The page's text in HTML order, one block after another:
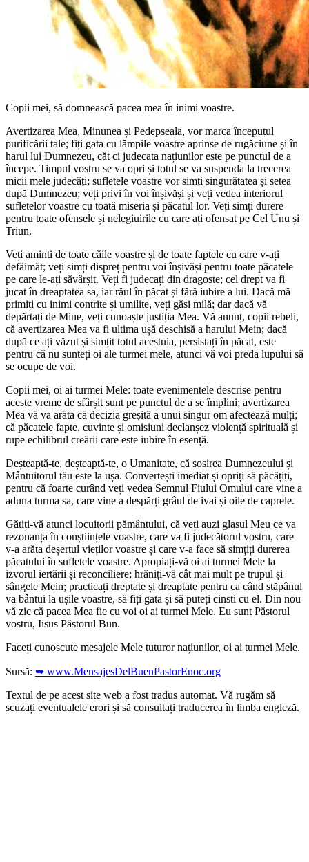
Copii mei, să domnească pacea mea în inimi voastre.
Avertizarea Mea, Minunea și Pedepseala, vor marca începutul
purificării tale; fiți gata cu lămpile voastre aprinse de rugăciune și în
harul lui Dumnezeu, căt ci judecata națiunilor este pe punctul de a
începe. Timpul vostru se va opri și totul se va suspenda la trecerea
micii mele judecăți; sufletele voastre vor simți singurătatea și setea
după Dumnezeu; veți privi în voi înșivăși și veți vedea interiorul
sufletelor voastre cu toată miseria și păcatul lor. Veți simți durere
pentru toate ofensele și nelegiuirile cu care ați ofensat pe Cel Unu și
Triun.
Veți aminti de toate căile voastre și de toate faptele cu care v-ați
defăimăt; veți simți dispreț pentru voi înșivăși pentru toate păcatele
pe care le-ați săvârșit. Veți fi judecați din dragoste; cel drept va fi
jucat în dreaptatea sa, iar răul în păcat și fără iubire a lui. Dacă mă
primiți cu inimi contrite și umilite, veți găsi milă; dar dacă vă
depărtați de Mine, veți cunoaște justiția Mea. Vă anunț, copii rebeli,
că avertizarea Mea va fi ultima ușă deschisă a harului Mein; dacă
după ce ați văzut și simțit totul acestuia, persistați în păcat, este
pentru că nu sunteți oi ale turmei mele, atunci vă voi preda lupului să
se ocupe de voi.
Copii mei, oi ai turmei Mele: toate evenimentele descrise pentru
aceste vreme de sfârșit sunt pe punctul de a se împlini; avertizarea
Mea vă va arăta că decizia greșită a unui singur om afectează mulți;
că păcatele fapte, cuvinte și omisiuni declanșez violență spirituală și
rupe echilibrul creării care este iubire în esență.
Deșteaptă-te, deșteaptă-te, o Umanitate, că sosirea Dumnezeului și
Mântuitorul tău este la ușa. Convertești imediat și opriți să păcățiți,
pentru că foarte curând veți vedea Semnul Fiului Omului care vine a
aduna turma sa, care vine a despărți grâul de ivai și oile de caprele.
Gătiți-vă atunci locuitorii pământului, că veți auzi glasul Meu ce va
rezonanța în conștiințele voastre, care va fi judecătorul vostru, care
v-a arăta deșertul vieților voastre și care v-a face să simțiți durerea
păcatului în sufletele voastre. Apropiați-vă oi ai turmei Mele la
izvorul iertării și reconciliere; hrăniți-vă cât mai mult pe trupul și
sângele Mein; practicați dreptate și dreaptate pentru ca când stăpânul
va bântui la ușile voastre, să fiți gata și să puteți cinsti cu el. Din nou
vă zic că pacea Mea fie cu voi oi ai turmei Mele. Eu sunt Păstorul
vostru, Iisus Păstorul Bun.
Faceți cunoscute mesajele Mele tuturor națiunilor, oi ai turmei Mele.
Sursă: ➥ www.MensajesDelBuenPastorEnoc.org
Textul de pe acest site web a fost tradus automat. Vă rugăm să
scuzați eventualele erori și să consultați traducerea în limba engleză.